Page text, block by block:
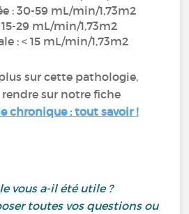
: 30-59 mL/min/1,73m2
15-29 mL/min/1,73m2
: < 15 mL/min/1,73m2
sur cette pathologie,
rendre sur notre fiche
chronique : tout savoir !
vous a-il été utile ?
toutes vos questions ou